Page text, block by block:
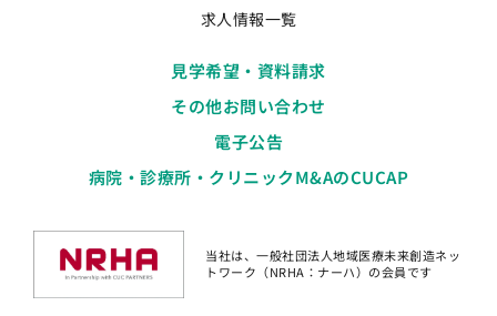
求人情報一覧
見学希望・資料請求
その他お問い合わせ
電子公告
病院・診療所・クリニックM&AのCUCAP
当社は、一般社団法人地域医療未来創造ネッ
トワーク（NRHA：ナーハ）の会員です